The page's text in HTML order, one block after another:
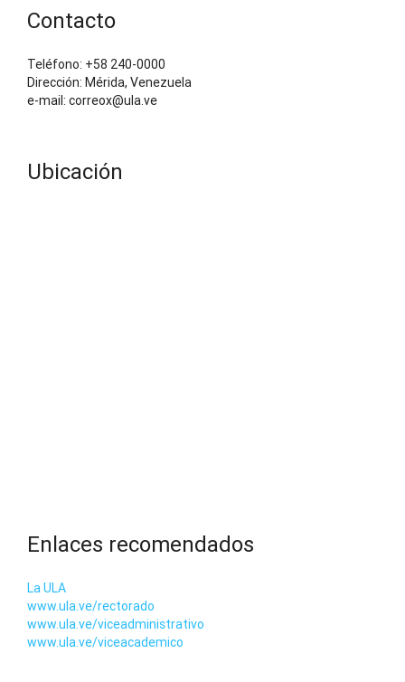
Contacto
Teléfono: +58 240-0000
Dirección: Mérida, Venezuela
e-mail: correox@ula.ve
Ubicación
Enlaces recomendados
La ULA
www.ula.ve/rectorado
www.ula.ve/viceadministrativo
www.ula.ve/viceacademico